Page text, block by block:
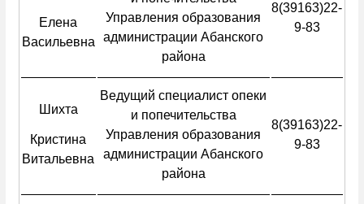
Елена
Васильевна
Управления образования
администрации Абанского
района
8(39163)22-
9-83
Шихта
Кристина
Витальевна
Ведущий специалист опеки
и попечительства
Управления образования
администрации Абанского
района
8(39163)22-
9-83